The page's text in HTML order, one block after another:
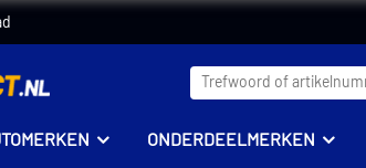
ONDERDEELMERKEN